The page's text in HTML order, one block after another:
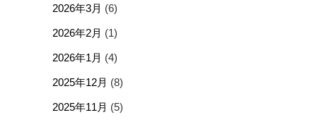
2026年3月 (6)
2026年2月 (1)
2026年1月 (4)
2025年12月 (8)
2025年11月 (5)